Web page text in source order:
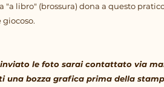
"a libro" (brossura) dona a questo
le foto sarai contattato via
una bozza grafica prima della